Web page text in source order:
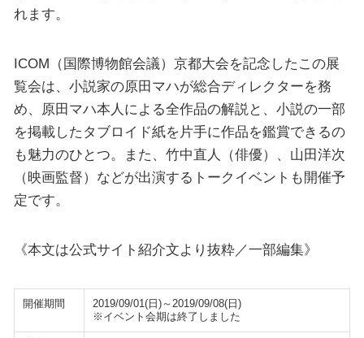
れます。
ICOM（国際博物館会議）京都大会を記念したこの展
覧会は、小説家の原田マハが総合ディレクターを務
め、原田マハ本人による全作品の解説と、小説の一部
を掲載したタブロイド紙を片手に作品を鑑賞できるの
も魅力のひとつ。また、竹中直人（俳優）、山田洋次
（映画監督）などが出演するトークイベントも開催予
定です。
《本文は公式サイト紹介文より抜粋／一部編集》
開催期間
2019/09/01(日)～2019/09/08(日)
※イベント会期は終了しました